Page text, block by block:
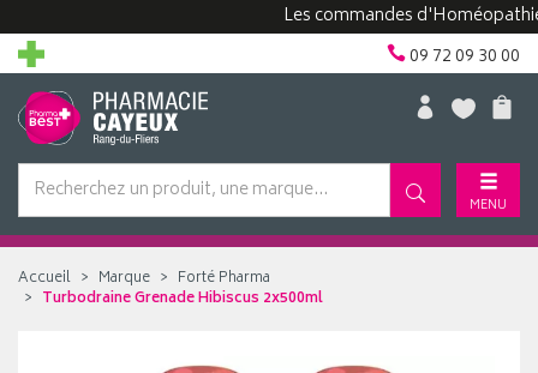
Les commandes d'Homéopathie
09 72 09 30 00
MENU
Accueil Marque
Forté Pharma
Turbodraine Grenade Hibiscus 2x500ml